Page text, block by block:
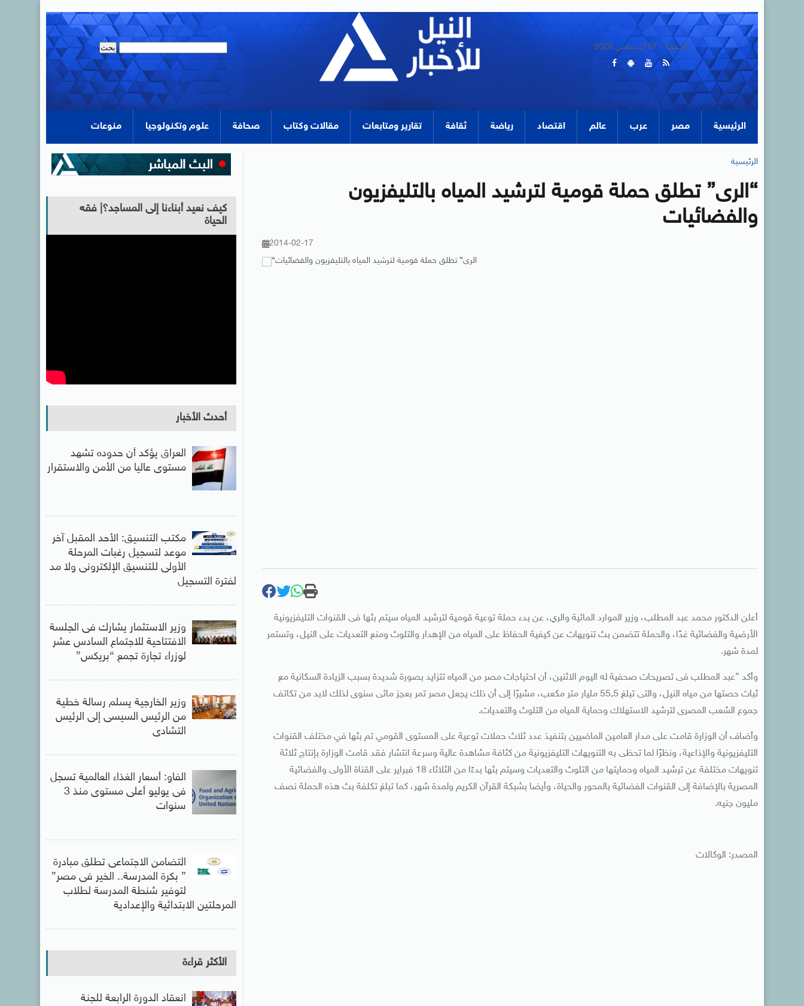
الجمعة - 07 أغسطس 2026
الرئيسية مصر عرب عالم اقتصاد رياضة ثقافة تقارير ومتابعات مقالات وكتاب صحافة علوم وتكنولوجيا منوعات
الرئيسية
“الرى” تطلق حملة قومية لترشيد المياه بالتليفزيون
والفضائيات
2014-02-17
أعلن الدكتور محمد عبد المطلب، وزير الموارد المائية والري، عن بدء حملة توعية قومية لترشيد المياه سيتم بثها فى القنوات التليفزيونية
الأرضية والفضائية غدًا، والحملة تتضمن بث تنويهات عن كيفية الحفاظ على المياه من الإهدار والتلوث ومنع التعديات على النيل، وتستمر
لمدة شهر.
وأكد “عبد المطلب فى تصريحات صحفية له اليوم الاثنين، أن احتياجات مصر من المياه تتزايد بصورة شديدة بسبب الزيادة السكانية مع
ثبات حصتها من مياه النيل، والتى تبلغ 55,5 مليار متر مكعب، مشيرًا إلى أن ذلك يجعل مصر تمر بعجز مائى سنوى لذلك لابد من تكاتف
جموع الشعب المصرى لترشيد الاستهلاك وحماية المياه من التلوث والتعديات.
وأضاف أن الوزارة قامت على مدار العامين الماضيين بتنفيذ عدد ثلاث حملات توعية على المستوى القومي تم بثها في مختلف القنوات
التليفزيونية والإذاعية، ونظرًا لما تحظى به التنويهات التليفزيونية من كثافة مشاهدة عالية وسرعة انتشار فقد قامت الوزارة بإنتاج ثلاثة
تنويهات مختلفة عن ترشيد المياه وحمايتها من التلوث والتعديات وسيتم بثها بدءًا من الثلاثاء 18 فبراير على القناة الأولى والفضائية
المصرية بالإضافة إلى القنوات الفضائية بالمحور والحياة، وأيضا بشبكة القرآن الكريم ولمدة شهر، كما تبلغ تكلفة بث هذه الحملة نصف
مليون جنيه.
المصدر: الوكالات
كيف نعيد أبناءنا إلى المساجد؟| فقه
الحياة
أحدث الأخبار
العراق يؤكد أن حدوده تشهد
مستوى عاليا من الأمن والاستقرار
مكتب التنسيق: الأحد المقبل آخر
موعد لتسجيل رغبات المرحلة
الأولى للتنسيق الإلكترونى ولا مد
لفترة التسجيل
وزير الاستثمار يشارك فى الجلسة
الافتتاحية للاجتماع السادس عشر
لوزراء تجارة تجمع “بريكس”
وزير الخارجية يسلم رسالة خطية
من الرئيس السيسى إلى الرئيس
التشادى
الفاو: أسعار الغذاء العالمية تسجل
فى يوليو أعلى مستوى منذ 3
سنوات
التضامن الاجتماعى تطلق مبادرة
” بكرة المدرسة.. الخير فى مصر”
لتوفير شنطة المدرسة لطلاب
المرحلتين الابتدائية والإعدادية
الأكثر قراءة
انعقاد الدورة الرابعة للجنة